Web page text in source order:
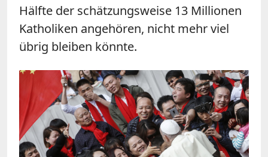
Hälfte der schätzungsweise 13 Millionen
Katholiken angehören, nicht mehr viel
übrig bleiben könnte.